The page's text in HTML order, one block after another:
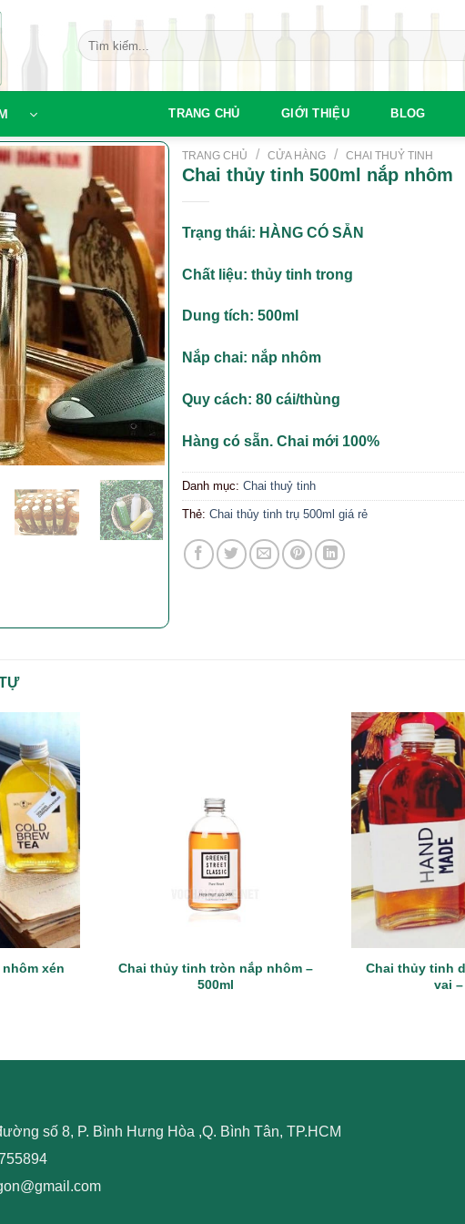
Tìm
kiếm:
TRANG CHỦ GIỚI THIỆU BLOG
TRANG CHỦ / CỬA HÀNG / CHAI THUỶ TINH
Chai thủy tinh 500ml nắp nhôm
Trạng thái: HÀNG CÓ SẴN
Chất liệu: thủy tinh trong
Dung tích: 500ml
Nắp chai: nắp nhôm
Quy cách: 80 cái/thùng
Hàng có sẵn. Chai mới 100%
Danh mục:Chai thuỷ tinh
Thẻ:Chai thủy tinh trụ 500ml giá rẻ
xén
Chai thủy tinh tròn nắp nhôm –
500ml
Chai thủy tinh
vai –
số 8, P. Bình Hưng Hòa ,Q. Bình Tân, TP.HCM